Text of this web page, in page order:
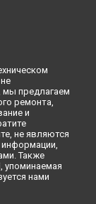
в
вЛипецке
мы предлагаем
ремонта,
и
не являются
Также
упоминаемая
нами